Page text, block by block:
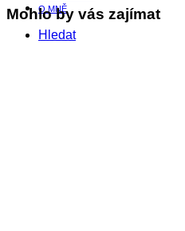
O MNĚ
Hledat
Mohlo by vás zajímat